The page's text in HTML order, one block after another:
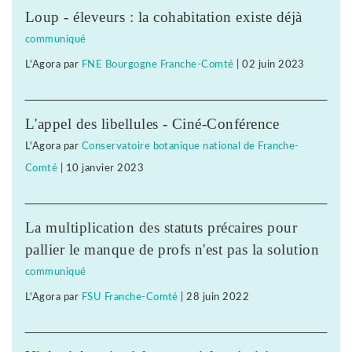
Loup - éleveurs : la cohabitation existe déjà
communiqué
L'Agora par FNE Bourgogne Franche-Comté |02 juin 2023
L'appel des libellules - Ciné-Conférence
L'Agora par Conservatoire botanique national de Franche-
Comté 10 janvier 2023
La multiplication des statuts précaires pour
pallier le manque de profs n'est pas la solution
communiqué
L'Agora par FSU Franche-Comté 28 juin 2022